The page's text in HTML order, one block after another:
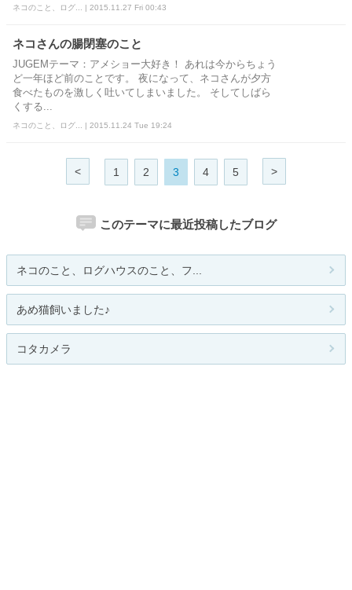
ネコのこと、ログ... | 2015.11.27 Fri 00:43
ネコさんの腸閉塞のこと
JUGEMテーマ：アメショー大好き！ あれは今からちょう
ど一年ほど前のことです。 夜になって、ネコさんが夕方
食べたものを激しく吐いてしまいました。 そしてしばら
くする...
ネコのこと、ログ... | 2015.11.24 Tue 19:24
< 1 2 3 4 5 >
このテーマに最近投稿したブログ
ネコのこと、ログハウスのこと、フ...
あめ猫飼いました♪
コタカメラ